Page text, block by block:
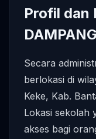
Profil dan
DAMPANG
Secara
berlokasi di
Keke, Kab.
Lokasi sekolah
akses bagi